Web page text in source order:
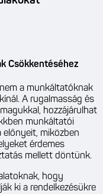
Csökkentéséhez
a munkáltatóknak
A rugalmasság és
hozzájárulhat
munkáltatói
miközben
érdemes
mellett döntünk.
hogy
ki a rendelkezésükre